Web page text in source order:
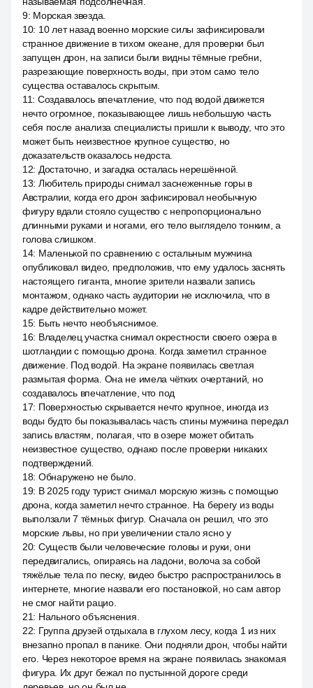
9: Морская звезда.
10: 10 лет назад военно морские силы зафиксировали
странное движение в тихом океане, для проверки был
запущен дрон, на записи были видны тёмные гребни,
разрезающие поверхность воды, при этом само тело
существа оставалось скрытым.
11: Создавалось впечатление, что под водой движется
нечто огромное, показывающее лишь небольшую часть
себя после анализа специалисты пришли к выводу, что это
может быть неизвестное крупное существо, но
доказательств оказалось недоста.
12: Достаточно, и загадка осталась нерешённой.
13: Любитель природы снимал заснеженные горы в
Австралии, когда его дрон зафиксировал необычную
фигуру вдали стояло существо с непропорционально
длинными руками и ногами, его тело выглядело тонким, а
голова слишком.
14: Маленькой по сравнению с остальным мужчина
опубликовал видео, предположив, что ему удалось заснять
настоящего гиганта, многие зрители назвали запись
монтажом, однако часть аудитории не исключила, что в
кадре действительно может.
15: Быть нечто необъяснимое.
16: Владелец участка снимал окрестности своего озера в
шотландии с помощью дрона. Когда заметил странное
движение. Под водой. На экране появилась светлая
размытая форма. Она не имела чётких очертаний, но
создавалось впечатление, что под
17: Поверхностью скрывается нечто крупное, иногда из
воды будто бы показывалась часть спины мужчина передал
запись властям, полагая, что в озере может обитать
неизвестное существо, однако после проверки никаких
подтверждений.
18: Обнаружено не было.
19: В 2025 году турист снимал морскую жизнь с помощью
дрона, когда заметил нечто странное. На берегу из воды
выползали 7 тёмных фигур. Сначала он решил, что это
морские львы, но при увеличении стало ясно у
20: Существ были человеческие головы и руки, они
передвигались, опираясь на ладони, волоча за собой
тяжёлые тела по песку, видео быстро распространилось в
интернете, многие назвали его постановкой, но сам автор
не смог найти рацио.
21: Нального объяснения.
22: Группа друзей отдыхала в глухом лесу, когда 1 из них
внезапно пропал в панике. Они подняли дрон, чтобы найти
его. Через некоторое время на экране появилась знакомая
фигура. Их друг бежал по пустынной дороге среди